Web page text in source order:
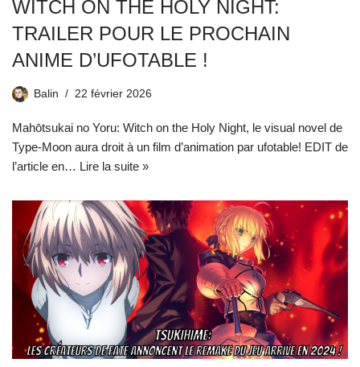
WITCH ON THE HOLY NIGHT:
TRAILER POUR LE PROCHAIN
ANIME D’UFOTABLE !
Balin 22 février 2026
Mahōtsukai no Yoru: Witch on the Holy Night, le visual novel de
Type-Moon aura droit à un film d’animation par ufotable! EDIT de
l’article en… Lire la suite »